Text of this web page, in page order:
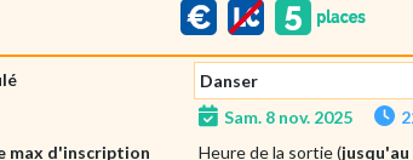
Danser
Sam. 8 nov. 2025
max d'inscription
Heure de la sortie (jusqu'au